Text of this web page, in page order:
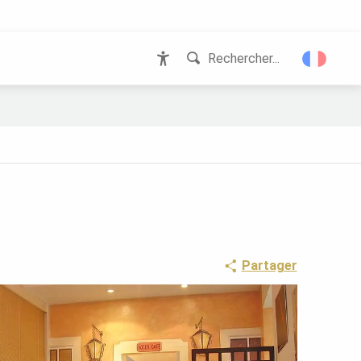
Rechercher...
Partager